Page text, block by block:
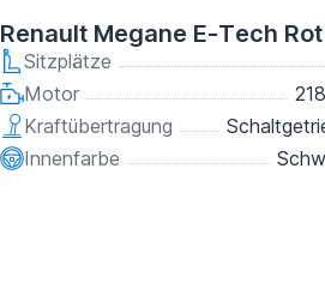
Renault Megane E-Tech
Sitzplätze
Motor
Kraftübertragung
Innenfarbe